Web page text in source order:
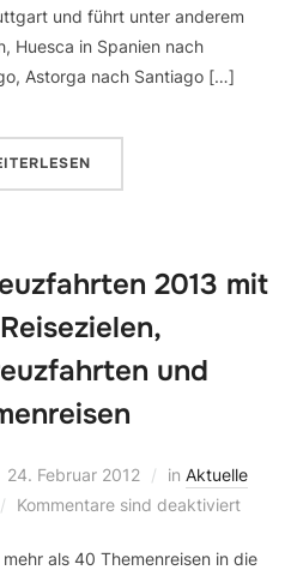
und führt unter anderem
Huesca in Spanien nach
Astorga nach Santiago […]
2013 mit
und
24. Februar 2012 in Aktuelle
Kommentare sind deaktiviert
als 40 Themenreisen in die